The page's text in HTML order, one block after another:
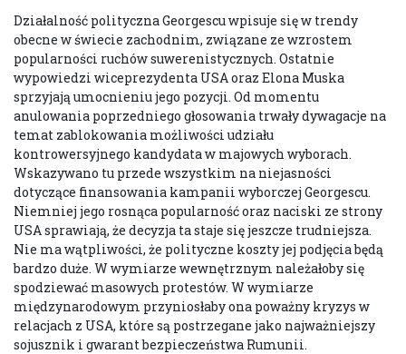
Działalność polityczna Georgescu wpisuje się w trendy
obecne w świecie zachodnim, związane ze wzrostem
popularności ruchów suwerenistycznych. Ostatnie
wypowiedzi wiceprezydenta USA oraz Elona Muska
sprzyjają umocnieniu jego pozycji. Od momentu
anulowania poprzedniego głosowania trwały dywagacje na
temat zablokowania możliwości udziału
kontrowersyjnego kandydata w majowych wyborach.
Wskazywano tu przede wszystkim na niejasności
dotyczące finansowania kampanii wyborczej Georgescu.
Niemniej jego rosnąca popularność oraz naciski ze strony
USA sprawiają, że decyzja ta staje się jeszcze trudniejsza.
Nie ma wątpliwości, że polityczne koszty jej podjęcia będą
bardzo duże. W wymiarze wewnętrznym należałoby się
spodziewać masowych protestów. W wymiarze
międzynarodowym przyniosłaby ona poważny kryzys w
relacjach z USA, które są postrzegane jako najważniejszy
sojusznik i gwarant bezpieczeństwa Rumunii.